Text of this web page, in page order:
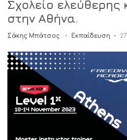
Σχολείο ελεύθερης
στην Αθήνα.
Σάκης Μπάτσος Εκπαίδευση